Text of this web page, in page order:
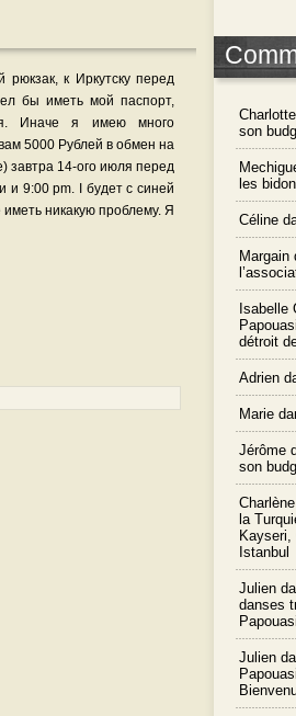
к Иркутску перед
бы иметь мой паспорт,
Иначе я имею много
5000 Рублей в обмен на
завтра 14-ого июля перед
и 9:00 pm. I будет с синей
никакую проблему. Я
son
les
Céline
Margain
Isabelle
détroit
Adrien
Marie
Jérôme
son
la
Kayseri,
Istanbul
Julien
danses
Julien